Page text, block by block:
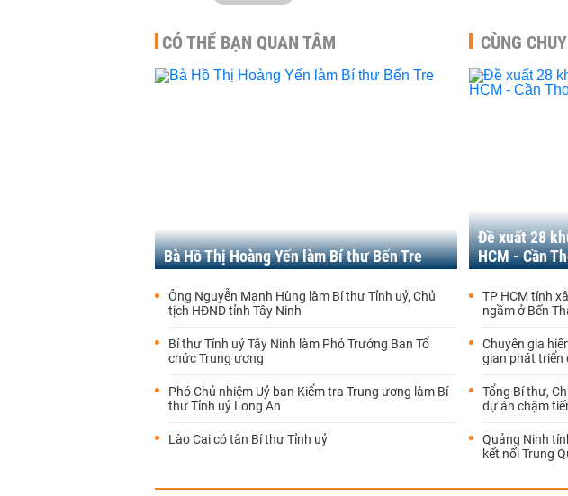
CÓ THỂ BẠN QUAN TÂM
Bà Hồ Thị Hoàng Yến làm Bí thư Bến Tre
Ông Nguyễn Mạnh Hùng làm Bí thư Tỉnh uỷ, Chủ
tịch HĐND tỉnh Tây Ninh
Bí thư Tỉnh uỷ Tây Ninh làm Phó Trưởng Ban Tổ
chức Trung ương
Phó Chủ nhiệm Uỷ ban Kiểm tra Trung ương làm Bí
thư Tỉnh uỷ Long An
Lào Cai có tân Bí thư Tỉnh uỷ
CÙNG
Đề xuất 28
HCM - Cần
TP HCM tính
ngầm ở Bến
Chuyên gia
gian phát triển
Tổng Bí thư,
dự án chậm
Quảng Ninh
kết nối Trung